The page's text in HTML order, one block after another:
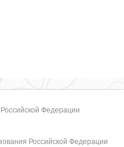
Федерации
Российской Федерации